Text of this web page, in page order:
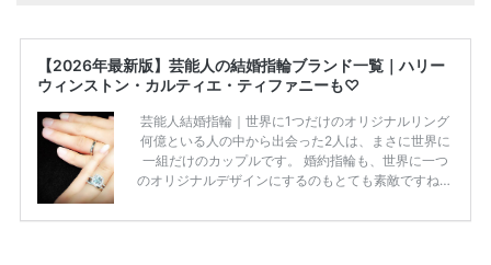
【2026年最新版】芸能人の結婚指輪ブランド一覧｜ハリー
ウィンストン・カルティエ・ティファニーも♡
芸能人結婚指輪｜世界に1つだけのオリジナルリング
何億といる人の中から出会った2人は、まさに世界に
一組だけのカップルです。 婚約指輪も、世界に一つ
のオリジナルデザインにするのもとても素敵ですね♡
のを形にするのも想い出になります。 上戸彩さん・H